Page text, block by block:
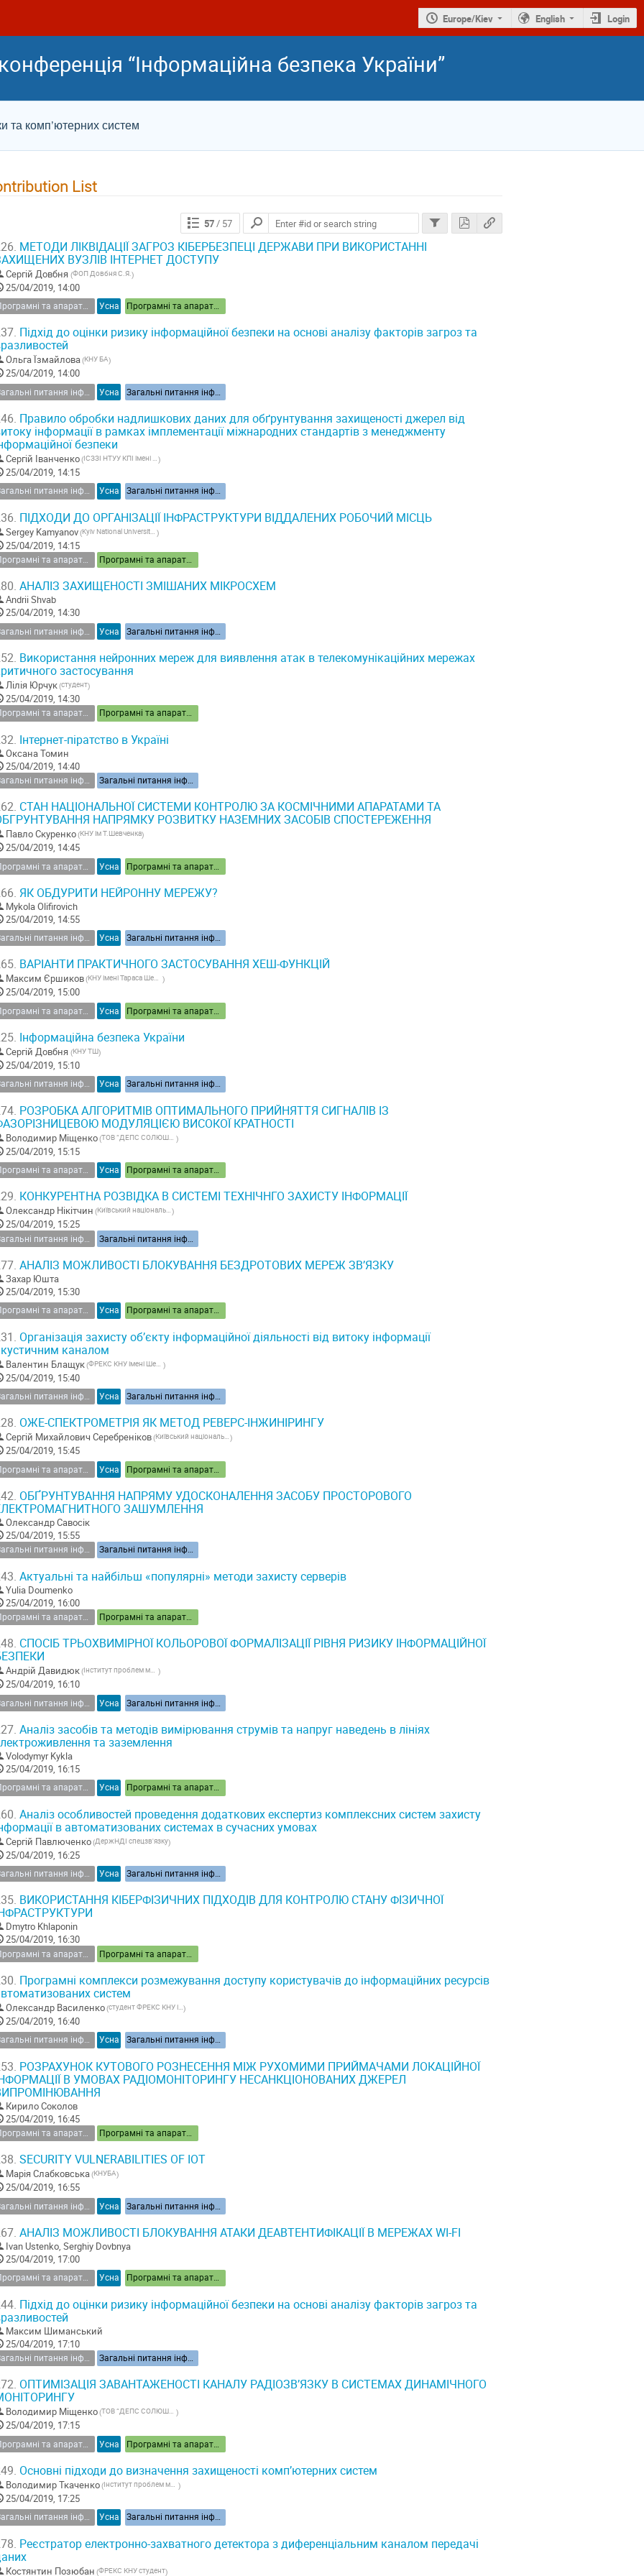
Europe/Kiev English Login
“Інформаційна безпека України”
та комп’ютерних систем
List
57/ 57
МЕТОДИ ЛІКВІДАЦІЇ ЗАГРОЗ КІБЕРБЕЗПЕЦІ ДЕРЖАВИ ПРИ ВИКОРИСТАННІ
ВУЗЛІВ ІНТЕРНЕТ ДОСТУПУ
Сергій Довбня (ФОП Довбня С.Я. )
25/04/2019, 14:00
Усна
Підхід до оцінки ризику інформаційної безпеки на основі аналізу факторів загроз та
Ольга Їзмайлова(КНУ БА)
25/04/2019, 14:00
Усна
Правило обробки надлишкових даних для обґрунтування захищеності джерел від
інформації в рамках імплементації міжнародних стандартів з менеджменту
безпеки
Сергій Іванченко( ІСЗЗІ НТУУ КПІ імені І. Сікорського)
25/04/2019, 14:15
Загальні питання інформаційної безпеки України Усна Загальні питання інформаційної безпеки України
ПІДХОДИ ДО ОРГАНІЗАЦІЇ ІНФРАСТРУКТУРИ ВІДДАЛЕНИХ РОБОЧИЙ МІСЦЬ
Sergey Kamyanov( )
25/04/2019, 14:15
Програмні та апаратні засоби інформаційної безпеки
АНАЛІЗ ЗАХИЩЕНОСТІ ЗМІШАНИХ МІКРОСХЕМ
Andrii Shvab
25/04/2019, 14:30
Усна
Використання нейронних мереж для виявлення атак в телекомунікаційних мережах
застосування
Лілія Юрчук(студент)
25/04/2019, 14:30
Програмні та апаратні засоби інформаційної безпеки Програмні та апаратні засоби інформаційної безпеки
Інтернет-піратство в Україні
Оксана Томин
25/04/2019, 14:40
СТАН НАЦІОНАЛЬНОЇ СИСТЕМИ КОНТРОЛЮ ЗА КОСМІЧНИМИ АПАРАТАМИ ТА
НАПРЯМКУ РОЗВИТКУ НАЗЕМНИХ ЗАСОБІВ СПОСТЕРЕЖЕННЯ
Павло Скуренко(КНУ ім Т.Шевченка)
25/04/2019, 14:45
Усна
ЯК ОБДУРИТИ НЕЙРОННУ МЕРЕЖУ?
Mykola Olifirovich
25/04/2019, 14:55
Загальні питання інформаційної безпеки України Усна Загальні питання інформаційної безпеки України
ВАРІАНТИ ПРАКТИЧНОГО ЗАСТОСУВАННЯ ХЕШ-ФУНКЦІЙ
Максим Єршиков( КНУ імені Тараса Шевченка )
25/04/2019, 15:00
Усна
Інформаційна безпека України
Сергій Довбня (КНУ ТШ)
25/04/2019, 15:10
Загальні питання інформаційної безпеки України Усна Загальні питання інформаційної безпеки України
РОЗРОБКА АЛГОРИТМІВ ОПТИМАЛЬНОГО ПРИЙНЯТТЯ СИГНАЛІВ ІЗ
МОДУЛЯЦІЄЮ ВИСОКОЇ КРАТНОСТІ
Володимир Міщенко( )
25/04/2019, 15:15
Програмні та апаратні засоби інформаційної безпеки Усна Програмні та апаратні засоби інформаційної безпеки
КОНКУРЕНТНА РОЗВІДКА В СИСТЕМІ ТЕХНІЧНГО ЗАХИСТУ ІНФОРМАЦІЇ
Олександр Нікітчин ( Київський національний університет імені Тараса Шевченка)
25/04/2019, 15:25
АНАЛІЗ МОЖЛИВОСТІ БЛОКУВАННЯ БЕЗДРОТОВИХ МЕРЕЖ ЗВ’ЯЗКУ
Захар Юшта
25/04/2019, 15:30
Програмні та апаратні засоби інформаційної безпеки Усна Програмні та апаратні засоби інформаційної безпеки
Організація захисту об’єкту інформаційної діяльності від витоку інформації
каналом
Валентин Блащук( )
25/04/2019, 15:40
Загальні питання інформаційної безпеки України Усна Загальні питання інформаційної безпеки України
ОЖЕ-СПЕКТРОМЕТРІЯ ЯК МЕТОД РЕВЕРС-ІНЖИНІРИНГУ
Сергій Михайлович Серебреніков( Київський національний університет імені Тараса Шевченка, факультет радіофізики, електроніки та комп’ютерних систем, кафедра радіотехніки та радіоелектронних систем, студент)
25/04/2019, 15:45
Усна
ОБҐРУНТУВАННЯ НАПРЯМУ УДОСКОНАЛЕННЯ ЗАСОБУ ПРОСТОРОВОГО
ЗАШУМЛЕННЯ
Олександр Савосік
25/04/2019, 15:55
Загальні питання інформаційної безпеки України Загальні питання інформаційної безпеки України
Актуальні та найбільш «популярні» методи захисту серверів
Yulia Doumenko
25/04/2019, 16:00
Програмні та апаратні засоби інформаційної безпеки Програмні та апаратні засоби інформаційної безпеки
СПОСІБ ТРЬОХВИМІРНОЇ КОЛЬОРОВОЇ ФОРМАЛІЗАЦІЇ РІВНЯ РИЗИКУ ІНФОРМАЦІЙНОЇ
Андрій Давидюк( Інститут проблем моделювання в енергетиці ім. Г.Є. Пухова НАН України )
25/04/2019, 16:10
Усна
Аналіз засобів та методів вимірювання струмів та напруг наведень в лініях
та заземлення
Volodymyr Kykla
25/04/2019, 16:15
Програмні та апаратні засоби інформаційної безпеки Усна Програмні та апаратні засоби інформаційної безпеки
Аналіз особливостей проведення додаткових експертиз комплексних систем захисту
в автоматизованих системах в сучасних умовах
Сергій Павлюченко(ДержНДІ спецзв'язку)
25/04/2019, 16:25
Загальні питання інформаційної безпеки України Усна Загальні питання інформаційної безпеки України
ВИКОРИСТАННЯ КІБЕРФІЗИЧНИХ ПІДХОДІВ ДЛЯ КОНТРОЛЮ СТАНУ ФІЗИЧНОЇ
Dmytro Khlaponin
25/04/2019, 16:30
Програмні та апаратні засоби інформаційної безпеки
Програмні комплекси розмежування доступу користувачів до інформаційних ресурсів
систем
Олександр Василенко( студент ФРЕКС КНУ ім.Шевченка)
25/04/2019, 16:40
Загальні питання інформаційної безпеки України Усна Загальні питання інформаційної безпеки України
РОЗРАХУНОК КУТОВОГО РОЗНЕСЕННЯ МІЖ РУХОМИМИ ПРИЙМАЧАМИ ЛОКАЦІЙНОЇ
В УМОВАХ РАДІОМОНІТОРИНГУ НЕСАНКЦІОНОВАНИХ ДЖЕРЕЛ
Кирило Соколов
25/04/2019, 16:45
Програмні та апаратні засоби інформаційної безпеки Програмні та апаратні засоби інформаційної безпеки
SECURITY VULNERABILITIES OF IOT
Марія Слабковська(КНУБА)
25/04/2019, 16:55
Усна
АНАЛІЗ МОЖЛИВОСТІ БЛОКУВАННЯ АТАКИ ДЕАВТЕНТИФІКАЦІЇ В МЕРЕЖАХ WI-FI
Ivan Ustenko, Serghiy Dovbnya
25/04/2019, 17:00
Програмні та апаратні засоби інформаційної безпеки Усна Програмні та апаратні засоби інформаційної безпеки
Підхід до оцінки ризику інформаційної безпеки на основі аналізу факторів загроз та
Максим Шиманський
25/04/2019, 17:10
ОПТИМІЗАЦІЯ ЗАВАНТАЖЕНОСТІ КАНАЛУ РАДІОЗВ’ЯЗКУ В СИСТЕМАХ ДИНАМІЧНОГО
Володимир Міщенко( ТОВ “ДЕПС СОЛЮШЕНЗ” )
25/04/2019, 17:15
Усна
Основні підходи до визначення захищеності комп’ютерних систем
Володимир Ткаченко( Інститут проблем моделювання в енергетиці ім. Г.Є.Пухова НАН України, м.Київ )
25/04/2019, 17:25
Загальні питання інформаційної безпеки України Усна Загальні питання інформаційної безпеки України
Реєстратор електронно-захватного детектора з диференціальним каналом передачі
Костянтин Позюбан (ФРЕКС КНУ студент)